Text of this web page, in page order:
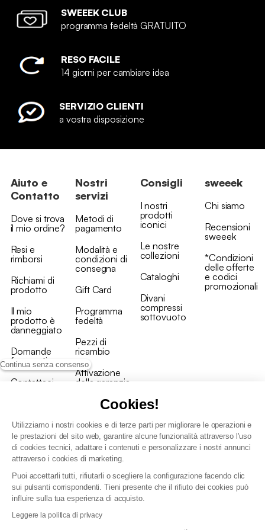
Continua senza consenso
Cookies!
Utilizziamo i nostri cookies e di terze parti per migliorare le operazioni e
le prestazioni del sito web, garantire alcune funzionalità attraverso l'uso
di cookies tecnici, adattare i contenuti e personalizzare i nostri annunci
attraverso i cookies di marketing.
Puoi accettarli tutti, rifiutarli o scegliere la configurazione facendo clic
sui pulsanti corrispondenti. Tieni presente che il rifiuto dei cookies può
influire sulla tua esperienza di acquisto.
Leggere la politica di privacy
SWEEEK CLUB
programma fedeltà GRATUITO
RESO FACILE
14 giorni per cambiare idea
SERVIZIO CLIENTI
a vostra disposizione
Aiuto e
Contatto
Dove si trova
il mio ordine?
Resi e
rimborsi
Richiami di
prodotto
Il mio
prodotto è
danneggiato
Domande
frequenti
Contattaci
Nostri
servizi
Metodi di
pagamento
Modalità e
condizioni di
consegna
Gift Card
Programma
fedeltà
Pezzi di
ricambio
Attivazione
della garanzia
Consigli
I nostri
prodotti
iconici
Le nostre
collezioni
Cataloghi
Divani
compressi
sottovuoto
sweeek
Chi siamo
Recensioni
sweeek
*Condizioni
delle offerte
e codici
promozionali
Condizioni generali vendita
Politica di gestione dei dati personali e dei cookie
Condizioni generali di vendita per clienti professionali
Dichiarazione di accessibilità